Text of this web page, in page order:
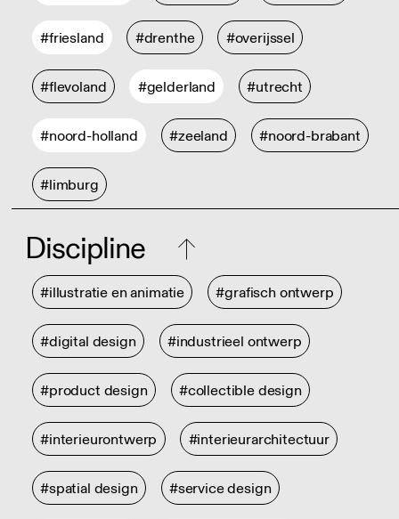
#friesland #drenthe #overijssel
#flevoland #gelderland #utrecht
#noord-holland #zeeland #noord-brabant
#limburg
Discipline
#illustratie en animatie #grafisch ontwerp
#digital design #industrieel ontwerp
#product design #collectible design
#interieurontwerp #interieurarchitectuur
#spatial design #service design